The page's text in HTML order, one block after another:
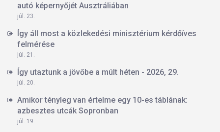
autó képernyőjét Ausztráliában
júl. 23.
Így áll most a közlekedési minisztérium kérdőíves
felmérése
júl. 21.
Így utaztunk a jövőbe a múlt héten - 2026, 29.
júl. 20.
Amikor tényleg van értelme egy 10-es táblának:
azbesztes utcák Sopronban
júl. 19.